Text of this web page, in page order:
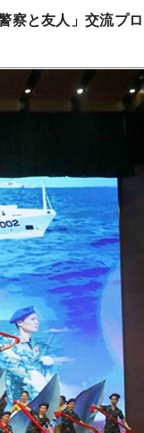
察と友人」交流プ